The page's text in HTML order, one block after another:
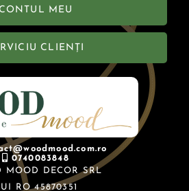
MEU
CLIENȚI
0740083848
MOOD DECOR SRL
RO 45870351